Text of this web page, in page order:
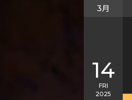
3月
14
FRI
2025